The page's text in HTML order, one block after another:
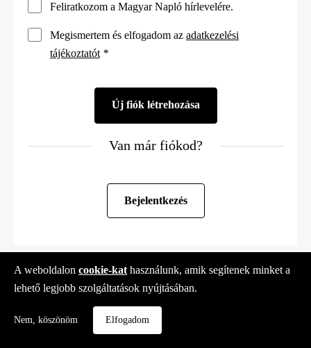
Feliratkozom a Magyar Napló hírlevelére.
Megismertem és elfogadom az adatkezelési
tájékoztatót*
Van már fiókod?
Bejelentkezés
A weboldalon cookie-kat használunk, amik segítenek minket a
lehető legjobb szolgáltatások nyújtásában.
Nem, köszönöm Elfogadom